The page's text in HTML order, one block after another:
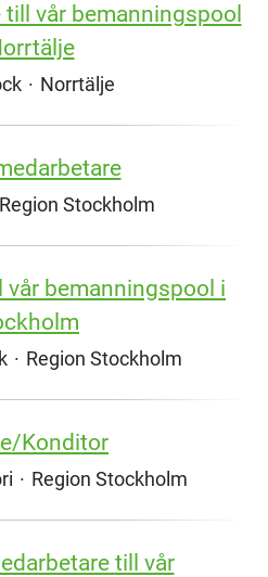
vår bemanningspool
· Norrtälje
Region Stockholm
vår bemanningspool i
· Region Stockholm
Konditor
· Region Stockholm
till vår